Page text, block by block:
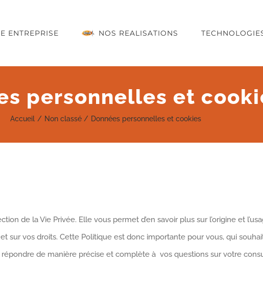
ENTREPRISE NOS REALISATIONS
personnelles et
Accueil Non classé Données personnelles et cookies
de la Vie Privée. Elle vous permet d’en savoir plus sur l’origine et
sur vos droits. Cette Politique est donc importante pour vous, qui
de manière précise et complète à vos questions sur votre